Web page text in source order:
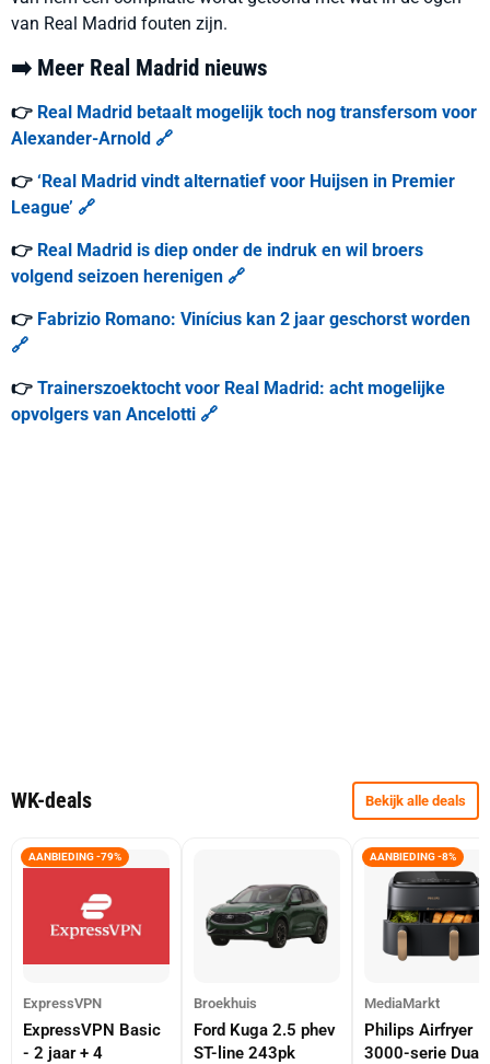
van Real Madrid fouten zijn.
➡️ Meer Real Madrid nieuws
👉 Real Madrid betaalt mogelijk toch nog transfersom voor
Alexander-Arnold 🔗
👉 ‘Real Madrid vindt alternatief voor Huijsen in Premier
League’ 🔗
👉 Real Madrid is diep onder de indruk en wil broers
volgend seizoen herenigen 🔗
👉 Fabrizio Romano: Vinícius kan 2 jaar geschorst worden
🔗
👉 Trainerszoektocht voor Real Madrid: acht mogelijke
opvolgers van Ancelotti 🔗
WK-deals Bekijk alle deals
AANBIEDING -79%
ExpressVPN
ExpressVPN Basic
- 2 jaar + 4
Broekhuis
Ford Kuga 2.5 phev
ST-line 243pk
AANBIEDING -8%
MediaMarkt
Philips Airfryer
3000-serie Dual